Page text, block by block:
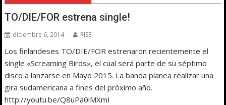
TO/DIE/FOR estrena single!
diciembre 6, 2014 RISE!
Los finlandeses TO/DIE/FOR estrenaron recientemente el
single «Screaming Birds», el cual será parte de su séptimo
disco a lanzarse en Mayo 2015. La banda planea realizar una
gira sudamericana a fines del próximo año.
http://youtu.be/Q8uPa0iMXmI